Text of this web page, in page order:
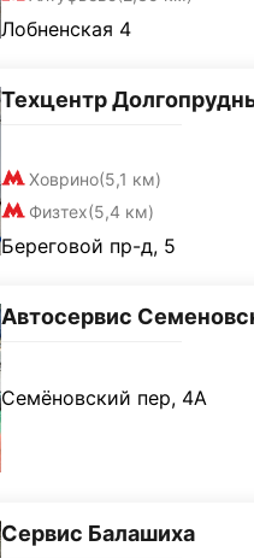
Лобненская 4
Техцентр
Ховрино(5,1 км)
Физтех(5,4 км)
Береговой пр-д, 5
Автосервис
Семёновский пер, 4А
Сервис Балашиха